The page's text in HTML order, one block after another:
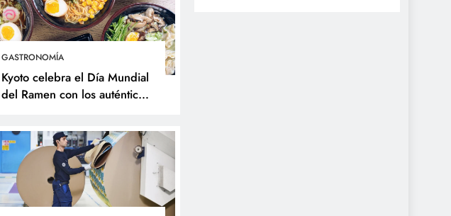
GASTRONOMÍA
Kyoto celebra el Día Mundial
del Ramen con los auténticos
7 months ago